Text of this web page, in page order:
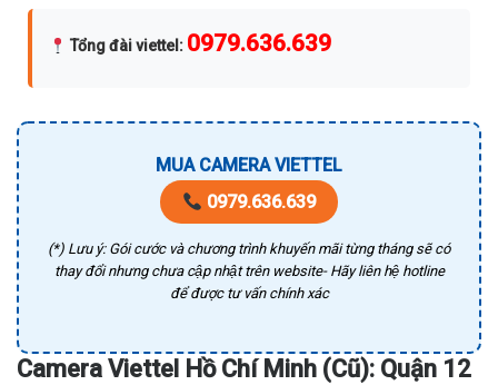
Tổng đài viettel : 0979.636.639
MUA CAMERA VIETTEL
0979.636.639
(*) Lưu ý: Gói cước và chương trình khuyến mãi từng tháng sẽ có
thay đổi nhưng chưa cập nhật trên website- Hãy liên hệ hotline
để được tư vấn chính xác
Camera Viettel Hồ Chí Minh (Cũ): Quận 12